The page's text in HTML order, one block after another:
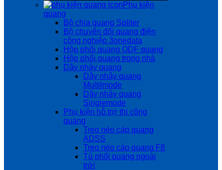
Phụ kiện
quang
Bộ chia quang Spliter
Bộ chuyển đổi quang điện
công nghiệp 3onedata
Hộp phối quang ODF quang
Hộp phối quang trong nhà
Dây nhảy quang
Dây nhảy quang
Multilmode
Dây nhảy quang
Singlemode
Phụ kiện hỗ trợ thi công
quang
Treo néo cáp quang
ADSS
Treo néo cáp quang F8
Tủ phối quang ngoài
trời